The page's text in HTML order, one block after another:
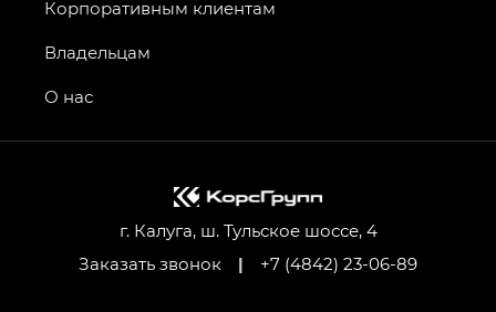
GT, Джи Эль — GL
GS4 — Джи Эс 4 (GS4) в комплектациях Джи Би
привод — GB AWD, Джи Эль Полный привод —
Джи Ти — GT, Джи Икс — GX,
Джи Икс ПРЕМИУМ — GX PREMIUM, ЛАУНЖ —
LOUNGE
Empow — Эмпау (Empow) в комплектации
г. Калуга, ш. Тульское шоссе, 4
Заказать звонок
| +7 (4842) 23-06-89
Корпоративным клиентам
Владельцам
О нас